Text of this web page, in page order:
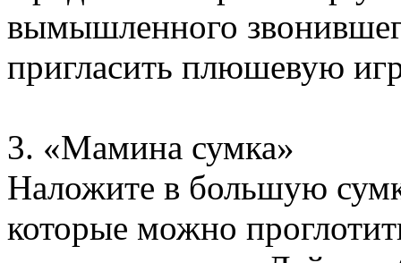
вымышленного
пригласить плюшевую
3. «Мамина сумка»
Наложите в большую
которые можно